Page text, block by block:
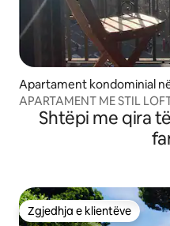
Apartament kondominial
APARTAMENT ME STIL
NDRIÇUES ME PAMJE
Shtëpi me qira
Zgjedhja e klientëve
Zgjedhja e klientëve